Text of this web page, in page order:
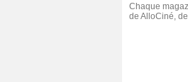
Chaque
de AlloCiné,